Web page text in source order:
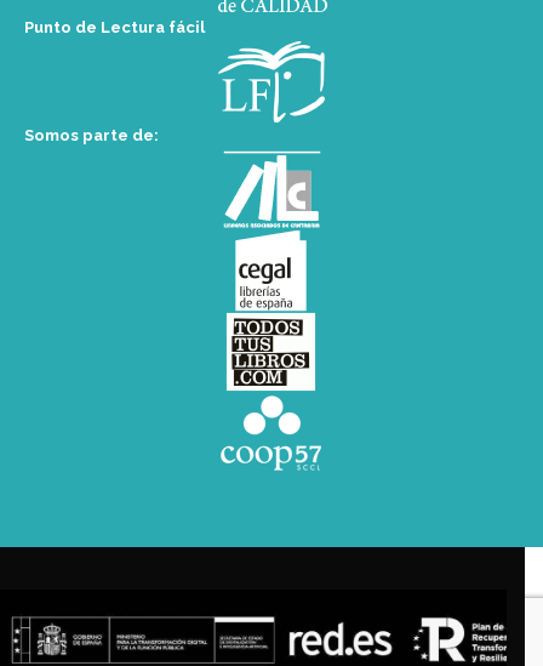
Punto de Lectura fácil
Somos parte de: